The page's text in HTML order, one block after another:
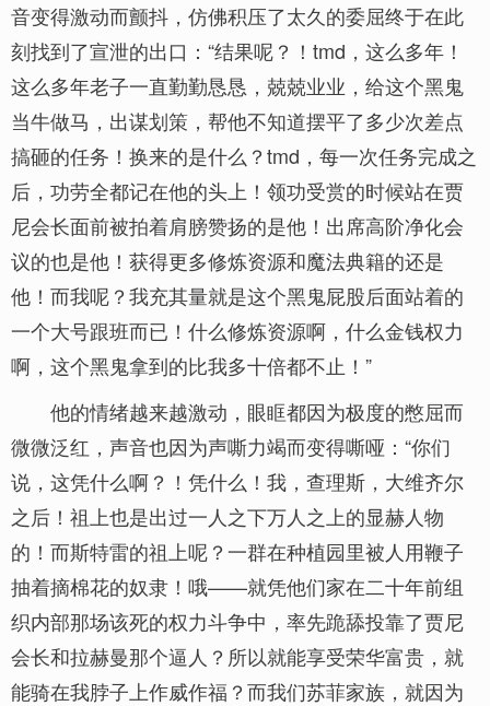
音变得激动而颤抖，仿佛积压了太久的委屈终于在此
刻找到了宣泄的出口：“结果呢？！tmd，这么多年！
这么多年老子一直勤勤恳恳，兢兢业业，给这个黑鬼
当牛做马，出谋划策，帮他不知道摆平了多少次差点
搞砸的任务！换来的是什么？tmd，每一次任务完成之
后，功劳全都记在他的头上！领功受赏的时候站在贾
尼会长面前被拍着肩膀赞扬的是他！出席高阶净化会
议的也是他！获得更多修炼资源和魔法典籍的还是
他！而我呢？我充其量就是这个黑鬼屁股后面站着的
一个大号跟班而已！什么修炼资源啊，什么金钱权力
啊，这个黑鬼拿到的比我多十倍都不止！”
他的情绪越来越激动，眼眶都因为极度的憋屈而
微微泛红，声音也因为声嘶力竭而变得嘶哑：“你们
说，这凭什么啊？！凭什么！我，查理斯，大维齐尔
之后！祖上也是出过一人之下万人之上的显赫人物
的！而斯特雷的祖上呢？一群在种植园里被人用鞭子
抽着摘棉花的奴隶！哦——就凭他们家在二十年前组
织内部那场该死的权力斗争中，率先跪舔投靠了贾尼
会长和拉赫曼那个逼人？所以就能享受荣华富贵，就
能骑在我脖子上作威作福？而我们苏菲家族，就因为